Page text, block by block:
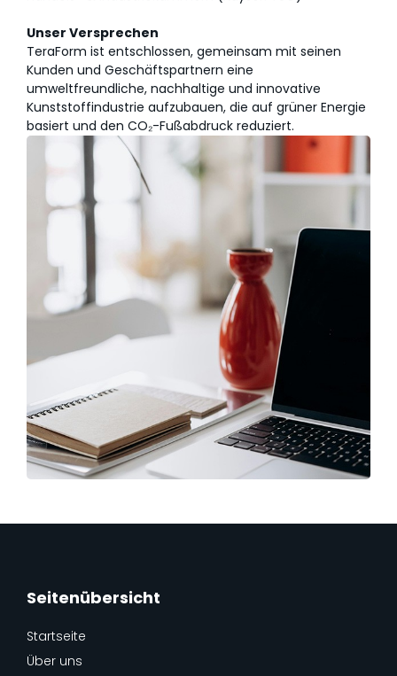
Unser Versprechen
TeraForm ist entschlossen, gemeinsam mit seinen
Kunden und Geschäftspartnern eine
umweltfreundliche, nachhaltige und innovative
Kunststoffindustrie aufzubauen, die auf grüner Energie
basiert und den CO₂-Fußabdruck reduziert.
Seitenübersicht
Startseite
Über uns